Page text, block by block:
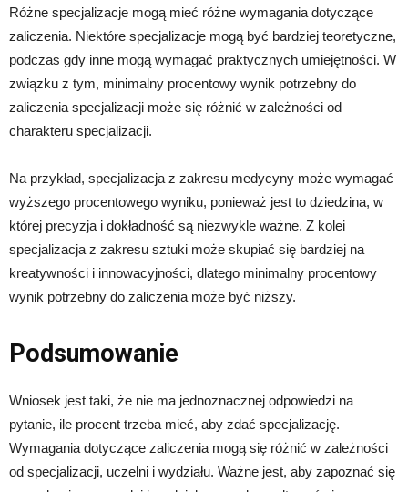
Różne specjalizacje mogą mieć różne wymagania dotyczące
zaliczenia. Niektóre specjalizacje mogą być bardziej teoretyczne,
podczas gdy inne mogą wymagać praktycznych umiejętności. W
związku z tym, minimalny procentowy wynik potrzebny do
zaliczenia specjalizacji może się różnić w zależności od
charakteru specjalizacji.
Na przykład, specjalizacja z zakresu medycyny może wymagać
wyższego procentowego wyniku, ponieważ jest to dziedzina, w
której precyzja i dokładność są niezwykle ważne. Z kolei
specjalizacja z zakresu sztuki może skupiać się bardziej na
kreatywności i innowacyjności, dlatego minimalny procentowy
wynik potrzebny do zaliczenia może być niższy.
Podsumowanie
Wniosek jest taki, że nie ma jednoznacznej odpowiedzi na
pytanie, ile procent trzeba mieć, aby zdać specjalizację.
Wymagania dotyczące zaliczenia mogą się różnić w zależności
od specjalizacji, uczelni i wydziału. Ważne jest, aby zapoznać się